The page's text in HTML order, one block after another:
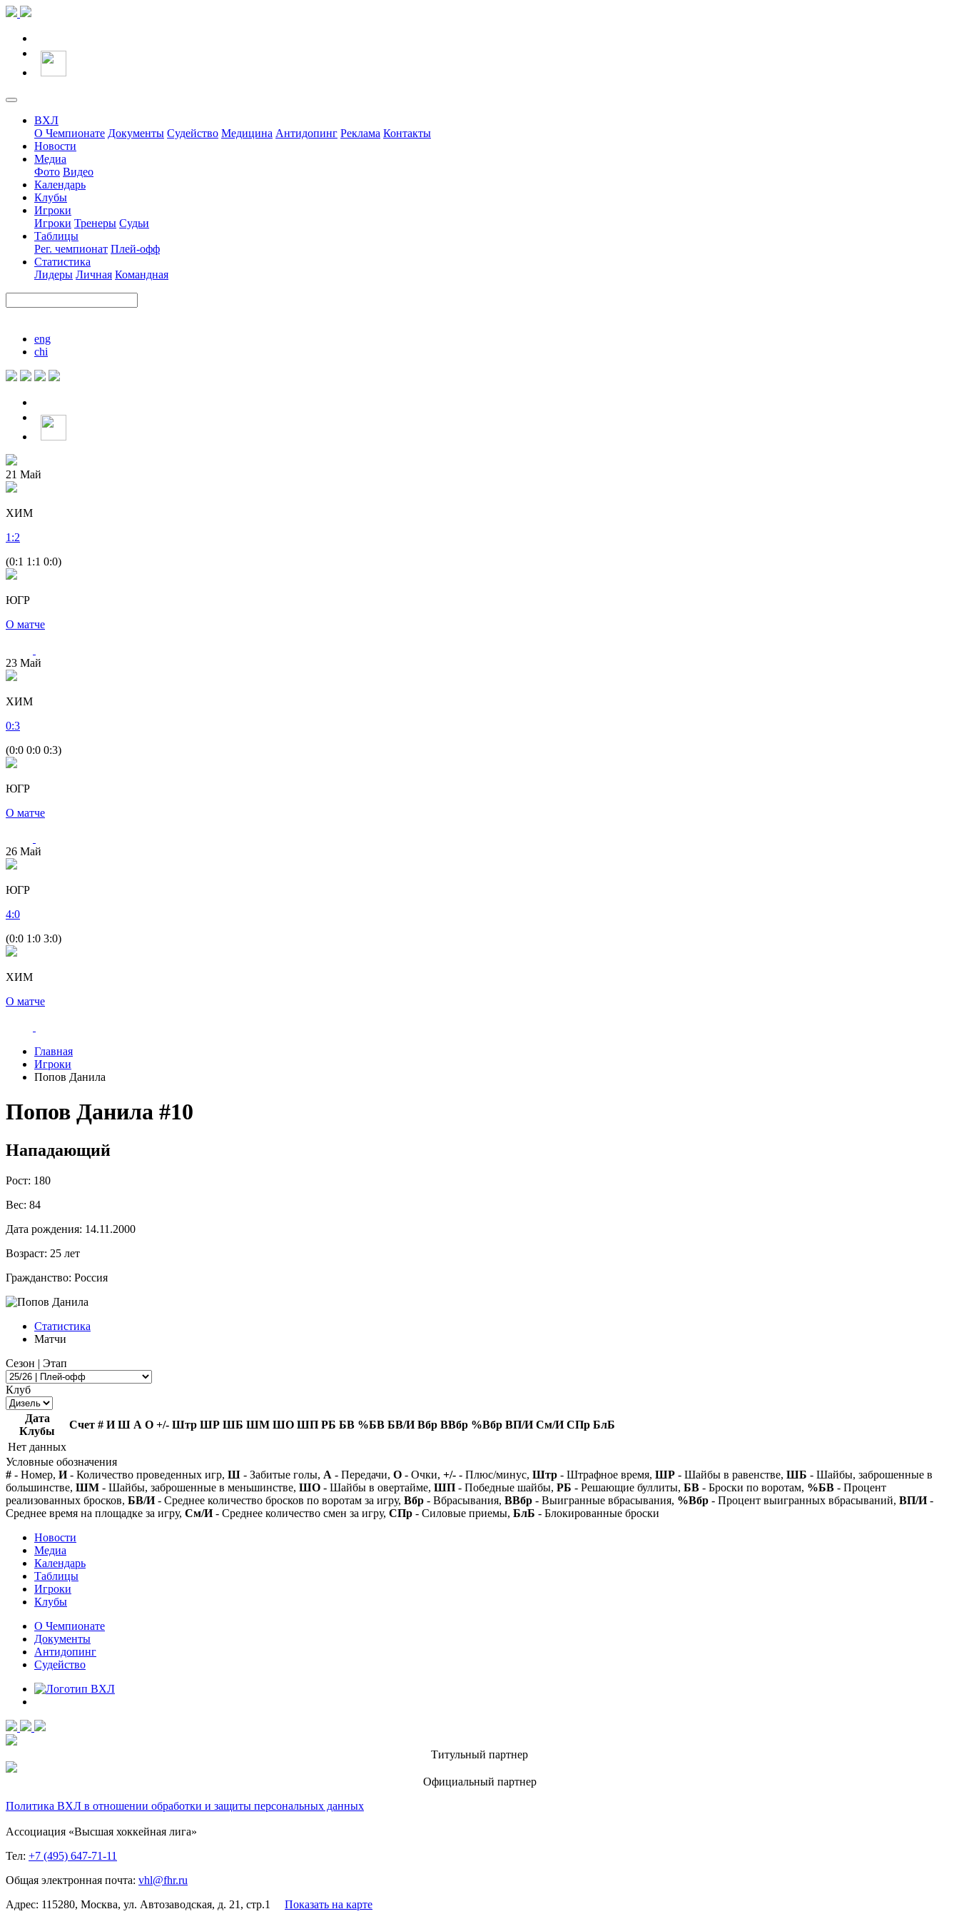
ВХЛ
О Чемпионате Документы Судейство Медицина Антидопинг Реклама Контакты
Новости
Медиа
Фото Видео
Календарь
Клубы
Игроки
Игроки Тренеры Судьи
Таблицы
Рег. чемпионат Плей-офф
Статистика
Лидеры Личная Командная
eng
chi
21 Май
ХИМ
1 :2
(0:1 1:1 0:0)
ЮГР
О матче
23 Май
ХИМ
0:3
(0:0 0:0 0:3)
ЮГР
О матче
26 Май
ЮГР
4:0
(0:0 1:0 3:0)
ХИМ
О матче
Главная
Игроки
Попов Данила
Попов Данила #10
Нападающий
Рост: 180
Вес: 84
Дата рождения: 14.11.2000
Возраст: 25 лет
Гражданство: Россия
Статистика
Матчи
Сезон | Этап
Клуб
Дата
Клубы
Счет # И Ш А О +/- Штр ШР ШБ ШМ ШО ШП РБ БВ %БВ БВ/И Вбр ВВбр %Вбр ВП/И См/И СПр БлБ
Нет данных
Условные обозначения
# - Номер, И- Количество проведенных игр, Ш - Забитые голы, А - Передачи, О - Очки, +/- - Плюс/минус, Штр - Штрафное время, ШР - Шайбы в равенстве, ШБ - Шайбы, заброшенные в
большинстве, ШМ - Шайбы, заброшенные в меньшинстве, ШО - Шайбы в овертайме, ШП - Победные шайбы, РБ - Решающие буллиты, БВ - Броски по воротам, %БВ - Процент
реализованных бросков, БВ/И- Среднее количество бросков по воротам за игру, Вбр - Вбрасывания, ВВбр - Выигранные вбрасывания, %Вбр - Процент выигранных вбрасываний, ВП/И-
Среднее время на площадке за игру, См/И- Среднее количество смен за игру, СПр - Силовые приемы, БлБ - Блокированные броски
Новости
Медиа
Календарь
Таблицы
Игроки
Клубы
О Чемпионате
Документы
Антидопинг
Судейство
Титульный партнер
Официальный партнер
Политика ВХЛ в отношении обработки и защиты персональных данных
Ассоциация «Высшая хоккейная лига»
Тел: +7 (495) 647-71-11
Общая электронная почта: vhl@fhr.ru
Адрес: 115280, Москва, ул. Автозаводская, д. 21, стр.1 Показать на карте